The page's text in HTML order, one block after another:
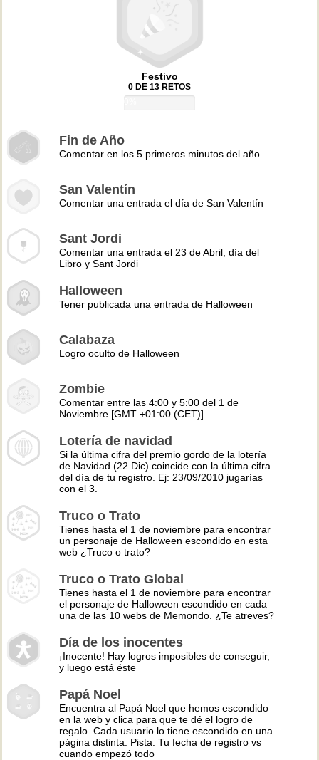
Festivo
0 DE 13 RETOS
Fin de Año
Comentar en los 5 primeros minutos del año
San Valentín
Comentar una entrada el día de San Valentín
Sant Jordi
Comentar una entrada el 23 de Abril, día del
Libro y Sant Jordi
Halloween
Tener publicada una entrada de Halloween
Calabaza
Logro oculto de Halloween
Zombie
Comentar entre las 4:00 y 5:00 del 1 de
Noviembre [GMT +01:00 (CET)]
Lotería de navidad
Si la última cifra del premio gordo de la lotería
de Navidad (22 Dic) coincide con la última cifra
del día de tu registro. Ej: 23/09/2010 jugarías
con el 3.
Truco o Trato
Tienes hasta el 1 de noviembre para encontrar
un personaje de Halloween escondido en esta
web ¿Truco o trato?
Truco o Trato Global
Tienes hasta el 1 de noviembre para encontrar
el personaje de Halloween escondido en cada
una de las 10 webs de Memondo. ¿Te atreves?
Día de los inocentes
¡Inocente! Hay logros imposibles de conseguir,
y luego está éste
Papá Noel
Encuentra al Papá Noel que hemos escondido
en la web y clica para que te dé el logro de
regalo. Cada usuario lo tiene escondido en una
página distinta. Pista: Tu fecha de registro vs
cuando empezó todo